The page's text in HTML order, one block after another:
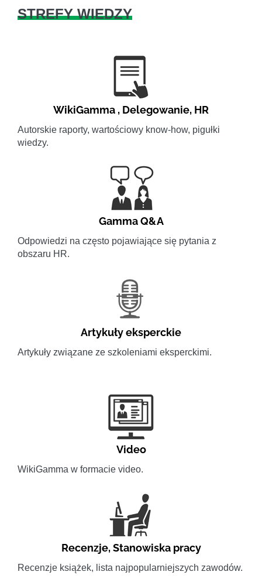
STREFY WIEDZY
WikiGamma , Delegowanie, HR
Autorskie raporty, wartościowy know-how, pigułki
wiedzy.
Gamma Q&A
Odpowiedzi na często pojawiające się pytania z
obszaru HR.
Artykuły eksperckie
Artykuły związane ze szkoleniami eksperckimi.
Video
WikiGamma w formacie video.
Recenzje,Stanowiska pracy
Recenzje książek, lista najpopularniejszych zawodów.